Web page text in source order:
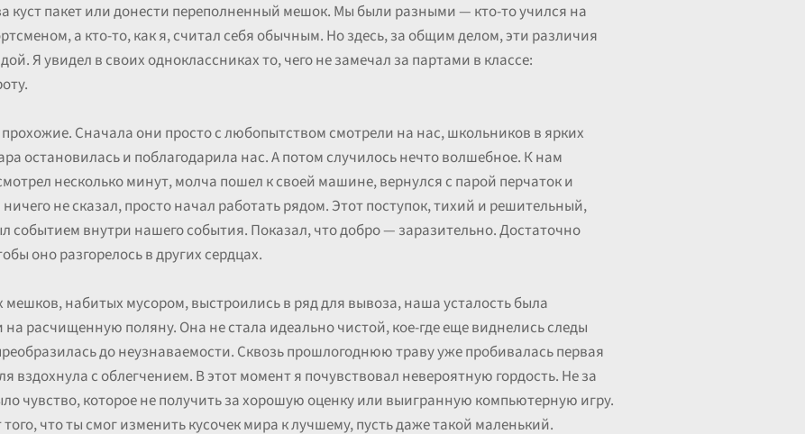
куст пакет или донести переполненный мешок. Мы были разными — кто-то учился на
а кто-то, как я, считал себя обычным. Но здесь, за общим делом, эти различия
Я увидел в своих одноклассниках то, чего не замечал за партами в классе:
Сначала они просто с любопытством смотрели на нас, школьников в ярких
остановилась и поблагодарила нас. А потом случилось нечто волшебное. К нам
несколько минут, молча пошел к своей машине, вернулся с парой перчаток и
не сказал, просто начал работать рядом. Этот поступок, тихий и решительный,
событием внутри нашего события. Показал, что добро — заразительно. Достаточно
оно разгорелось в других сердцах.
мешков, набитых мусором, выстроились в ряд для вывоза, наша усталость была
расчищенную поляну. Она не стала идеально чистой, кое-где еще виднелись следы
до неузнаваемости. Сквозь прошлогоднюю траву уже пробивалась первая
вздохнула с облегчением. В этот момент я почувствовал невероятную гордость. Не за
чувство, которое не получить за хорошую оценку или выигранную компьютерную игру.
что ты смог изменить кусочек мира к лучшему, пусть даже такой маленький.